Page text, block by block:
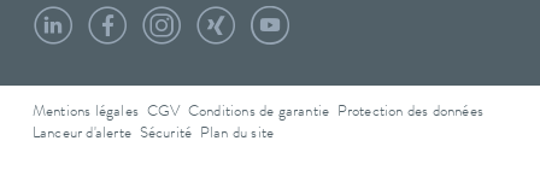
Mentions légales CGV Conditions de garantie
Protection des données
Lanceur d'alerte Sécurité Plan du site